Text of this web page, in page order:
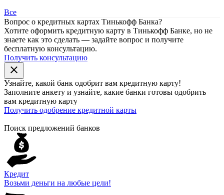
Все
Вопрос о кредитных картах Тинькофф Банка?
Хотите оформить кредитную карту в Тинькофф Банке, но не
знаете как это сделать — задайте вопрос и получите
бесплатную консультацию.
Получить консультацию
close
Узнайте, какой банк одобрит вам кредитную карту!
Заполните анкету и узнайте, какие банки готовы одобрить
вам кредитную карту
Получить одобрение кредитной карты
Поиск предложений банков
Кредит
Возьми деньги на любые цели!